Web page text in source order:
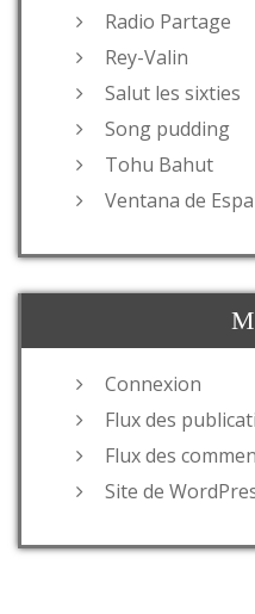
Radio Partage
Rey-Valin
Salut les sixties
Song pudding
Tohu Bahut
Ventana de
Connexion
Flux des
Flux des
Site de